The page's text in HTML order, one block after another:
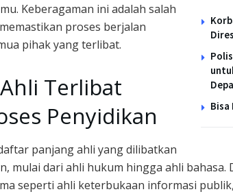
Keberagaman ini adalah salah
proses berjalan
pihak yang terlibat.
Terlibat
Penyidikan
panjang ahli yang dilibatkan
mulai dari ahli hukum hingga ahli
seperti ahli keterbukaan informasi